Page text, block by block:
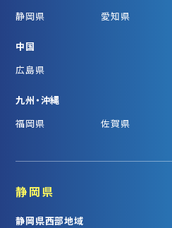
静岡県
愛知県
中国
広島県
九州・沖縄
福岡県
佐賀県
静岡県
静岡県西部地域